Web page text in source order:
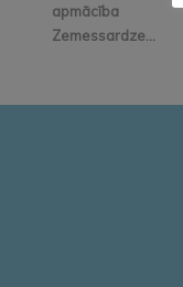
apmācība
Zemessardze...